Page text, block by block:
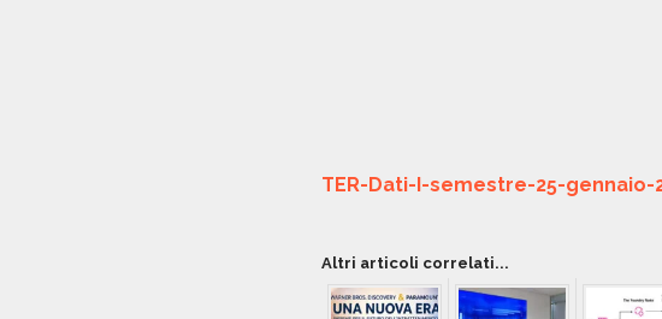
TER-Dati-I-semestre-25-gennaio-
Altri articoli correlati...